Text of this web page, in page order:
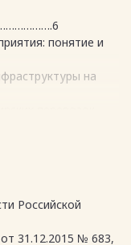
понятие и
на
безопасности на
Российской
31.12.2015 № 683,